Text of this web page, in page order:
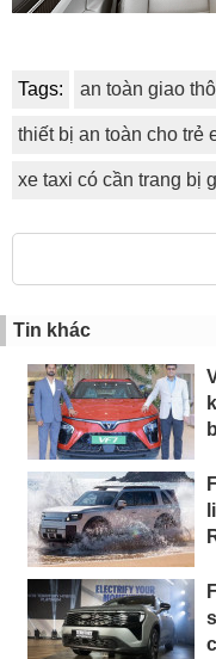
Tags: an toàn giao
thiết bị an toàn cho trẻ
xe taxi có cần trang bị
Tin khác